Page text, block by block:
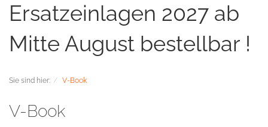
Ersatzeinlagen 2027 ab
Mitte August bestellbar !
Sie sind hier: V-Book
V-Book